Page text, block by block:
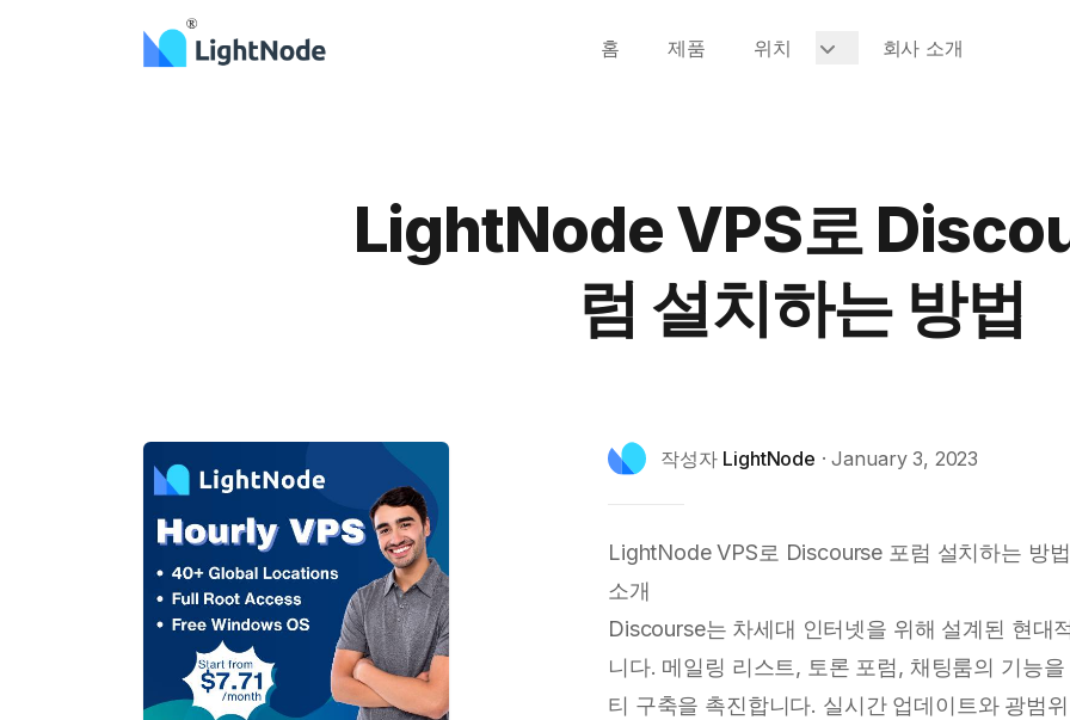
홈 제품 위치 회사 소개
LightNode VPS로
럼 설치하는 방법
작성자 LightNode ·January 3, 2023
LightNode VPS로 Discourse 포럼 설치하는 방법
소개
Discourse는 차세대 인터넷을 위해 설계된 현대
니다. 메일링 리스트, 토론 포럼, 채팅룸의 기능
티 구축을 촉진합니다. 실시간 업데이트와 광범